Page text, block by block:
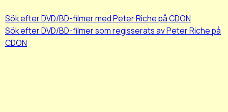
Sök efter DVD/BD-filmer med Peter Riche på CDON
Sök efter DVD/BD-filmer som regisserats av Peter Riche på
CDON